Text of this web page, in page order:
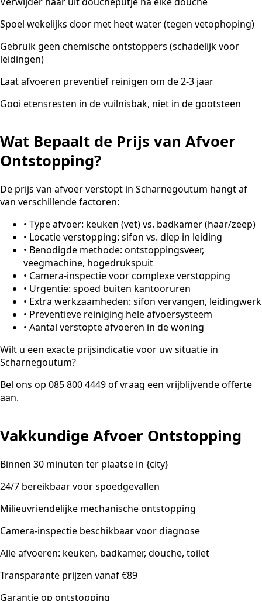
Spoel wekelijks door met heet water (tegen vetophoping)
Gebruik geen chemische ontstoppers (schadelijk voor
leidingen)
Laat afvoeren preventief reinigen om de 2-3 jaar
Gooi etensresten in de vuilnisbak, niet in de gootsteen
Wat Bepaalt de Prijs van Afvoer
Ontstopping?
De prijs van afvoer verstopt in Scharnegoutum hangt af
van verschillende factoren:
• Type afvoer: keuken (vet) vs. badkamer (haar/zeep)
• Locatie verstopping: sifon vs. diep in leiding
• Benodigde methode: ontstoppingsveer,
veegmachine, hogedrukspuit
• Camera-inspectie voor complexe verstopping
• Urgentie: spoed buiten kantooruren
• Extra werkzaamheden: sifon vervangen, leidingwerk
• Preventieve reiniging hele afvoersysteem
• Aantal verstopte afvoeren in de woning
Wilt u een exacte prijsindicatie voor uw situatie in
Scharnegoutum?
Bel ons op 085 800 4449 of vraag een vrijblijvende offerte
aan.
Vakkundige Afvoer Ontstopping
Binnen 30 minuten ter plaatse in {city}
24/7 bereikbaar voor spoedgevallen
Milieuvriendelijke mechanische ontstopping
Camera-inspectie beschikbaar voor diagnose
Alle afvoeren: keuken, badkamer, douche, toilet
Transparante prijzen vanaf €89
Garantie op ontstopping